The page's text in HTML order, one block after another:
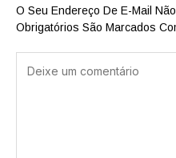
O Seu Endereço De E-Mail
Obrigatórios São Marcados